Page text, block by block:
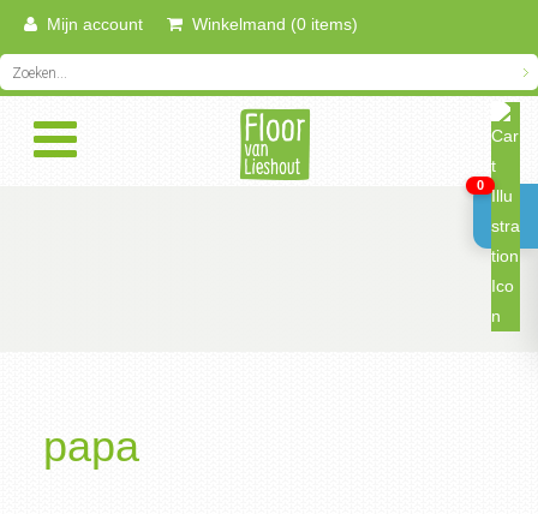
Mijn account Winkelmand (0 items)
papa
0